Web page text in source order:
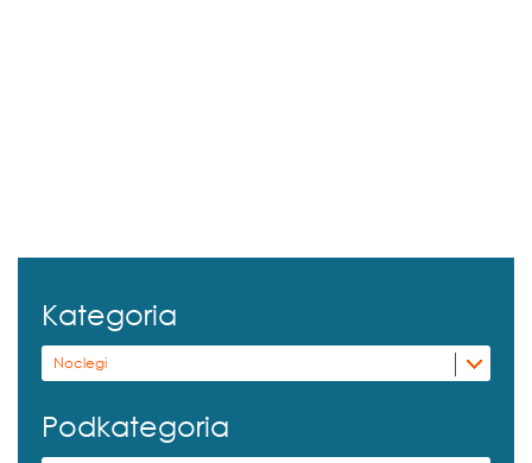
Kategoria
Noclegi
Podkategoria